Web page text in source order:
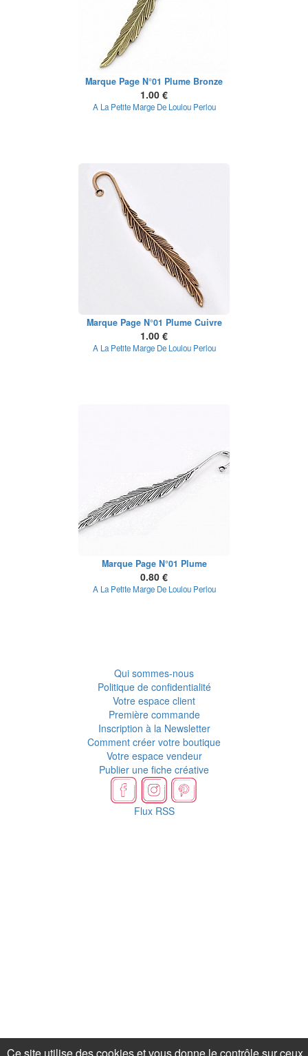
Marque Page N°01 Plume Bronze
1.00 €
A La Petite Marge De Loulou Perlou
Marque Page N°01 Plume Cuivre
1.00 €
A La Petite Marge De Loulou Perlou
Marque Page N°01 Plume
0.80 €
A La Petite Marge De Loulou Perlou
Qui sommes-nous
Politique de confidentialité
Votre espace client
Première commande
Inscription à la Newsletter
Comment créer votre boutique
Votre espace vendeur
Publier une fiche créative
Flux RSS